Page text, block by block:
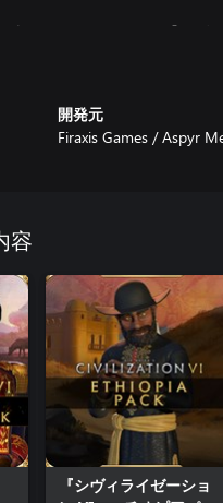
楽しみいただくには、『シヴ
トや建造物、施設などの新コ
“テディ”・ルーズベルト パ
ティ・パック」
』の人気指導者2人が、外見
ー・テディ"は自分の大陸の平
力で世界を圧倒します。そ
背景、ゲームプレイボーナ
ダも更新されています。パ
の誘い」の所有者限定で、2
開発元
Firaxis Games / Aspyr
容
『シヴィライゼーショ